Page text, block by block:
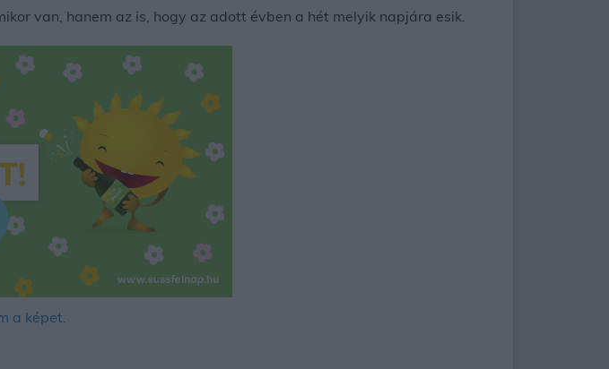
van, hanem az is, hogy az adott évben a hét melyik napjára esik.
a képet.